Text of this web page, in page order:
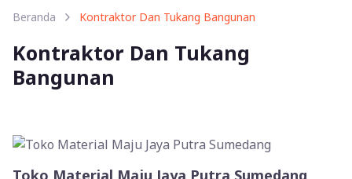
Beranda Kontraktor Dan Tukang Bangunan
Kontraktor Dan Tukang
Bangunan
Toko Material Maju Jaya Putra Sumedang